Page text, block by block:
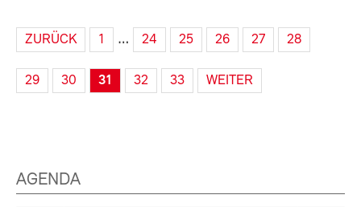
ZURÜCK 1 … 24 25 26 27 28
29 30 31 32 33 WEITER
AGENDA